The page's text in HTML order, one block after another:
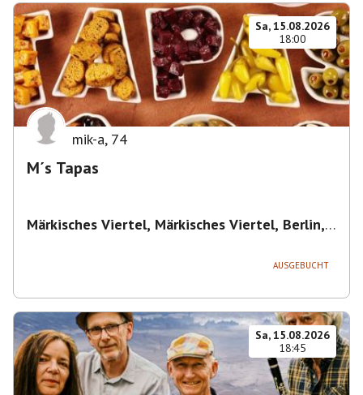
Sa, 15.08.2026
18:00
mik-a, 74
M´s Tapas
Märkisches Viertel, Märkisches Viertel, Berlin,
AUSGEBUCHT
Sa, 15.08.2026
18:45